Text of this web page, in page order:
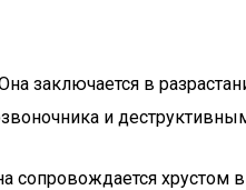
заключается в
и
сопровождается